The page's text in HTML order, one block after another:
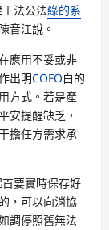
法公法綠的系
音江說。
應用不妥或非
出明COFO白的
方式。若是產
安提醒缺乏，
擔任方需求承
要實時保存好
，可以向消協
調停照舊無法